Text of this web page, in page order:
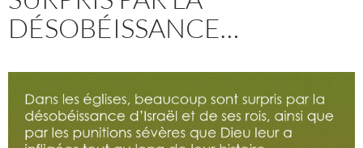
DÉSOBÉISSANCE…